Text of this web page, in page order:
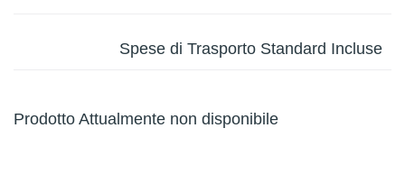
Spese di Trasporto Standard Incluse
Prodotto Attualmente non disponibile